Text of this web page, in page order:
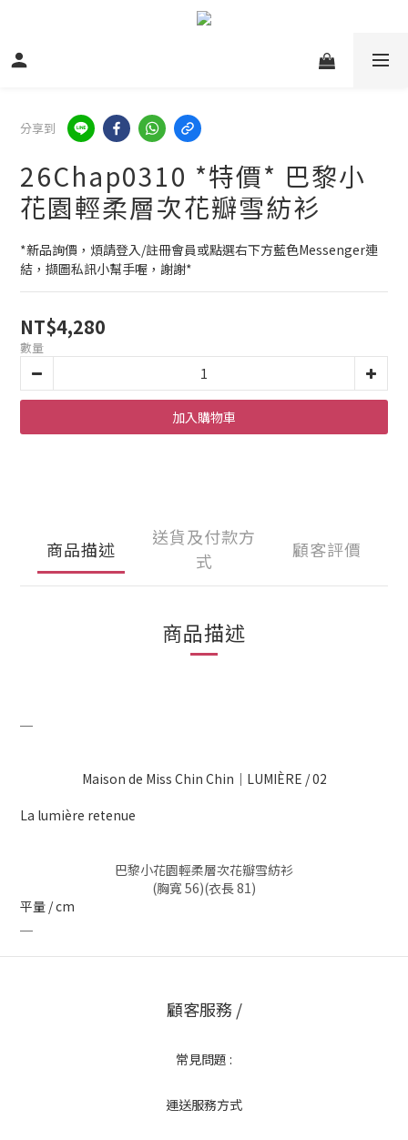
分享到
26Chap0310 *特價* 巴黎小
花園輕柔層次花瓣雪紡衫
*新品詢價，煩請登入/註冊會員或點選右下方藍色Messenger連
結，擷圖私訊小幫手喔，謝謝*
NT$4,280
數量
加入購物車
商品描述
送貨及付款方
式
顧客評價
商品描述
Maison de Miss Chin Chin｜LUMIÈRE / 02
La lumière retenue
巴黎小花園輕柔層次花瓣雪紡衫
(胸寬 56)(衣長 81)
平量 / cm
顧客服務 /
常見問題 :
運送服務方式